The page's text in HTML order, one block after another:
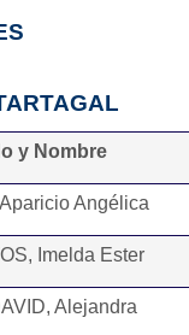
y Nombre
Angélica
Imelda Ester
Alejandra